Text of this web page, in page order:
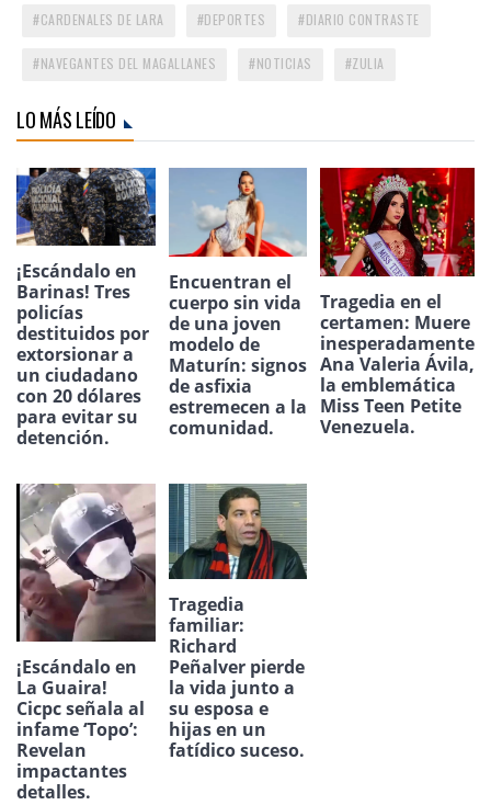
CARDENALES DE LARA DEPORTES DIARIO CONTRASTE
NAVEGANTES DEL MAGALLANES NOTICIAS ZULIA
LO MÁS LEÍDO
¡Escándalo en
Barinas! Tres
policías
destituidos por
extorsionar a
un ciudadano
con 20 dólares
para evitar su
detención.
Encuentran el
cuerpo sin vida
de una joven
modelo de
Maturín: signos
de asfixia
estremecen a la
comunidad.
Tragedia en el
certamen: Muere
inesperadamente
Ana Valeria Ávila,
la emblemática
Miss Teen Petite
Venezuela.
¡Escándalo en
La Guaira!
Cicpc señala al
infame ‘Topo’:
Revelan
impactantes
detalles.
Tragedia
familiar:
Richard
Peñalver pierde
la vida junto a
su esposa e
hijas en un
fatídico suceso.